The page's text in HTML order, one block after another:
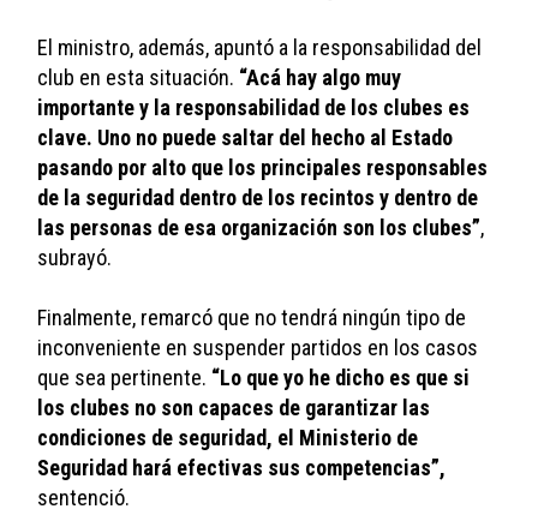
El ministro, además, apuntó a la responsabilidad del
club en esta situación. “Acá hay algo muy
importante y la responsabilidad de los clubes es
clave. Uno no puede saltar del hecho al Estado
pasando por alto que los principales responsables
de la seguridad dentro de los recintos y dentro de
las personas de esa organización son los clubes”,
subrayó.
Finalmente, remarcó que no tendrá ningún tipo de
inconveniente en suspender partidos en los casos
que sea pertinente. “Lo que yo he dicho es que si
los clubes no son capaces de garantizar las
condiciones de seguridad, el Ministerio de
sentenció.